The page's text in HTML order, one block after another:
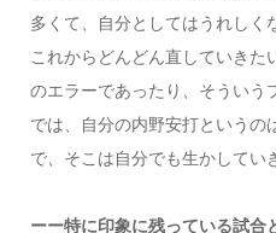
多くて、自分としてはうれしく
これからどんどん直していき
のエラーであったり、そういう
では、自分の内野安打というの
で、そこは自分でも生かしてい
ーー特に印象に残っている試合